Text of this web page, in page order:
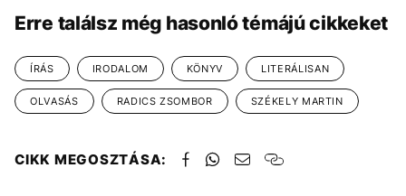
Erre találsz még hasonló témájú cikkeket
ÍRÁS IRODALOM KÖNYV LITERÁLISAN
OLVASÁS RADICS ZSOMBOR SZÉKELY MARTIN
CIKK MEGOSZTÁSA: